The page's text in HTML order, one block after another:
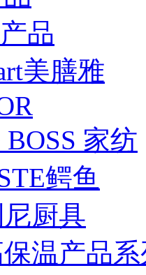
品
美膳雅
家纺
鳄鱼
厨具
温产品